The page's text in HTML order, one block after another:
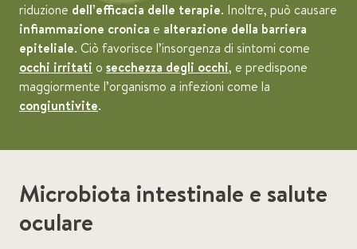
riduzione dell’efficacia delle terapie. Inoltre, può causare
infiammazione cronica e alterazione della barriera
epiteliale. Ciò favorisce l’insorgenza di sintomi come
occhi irritati o secchezza degli occhi, e predispone
maggiormente l’organismo a infezioni come la
congiuntivite.
Microbiota intestinale e salute
oculare